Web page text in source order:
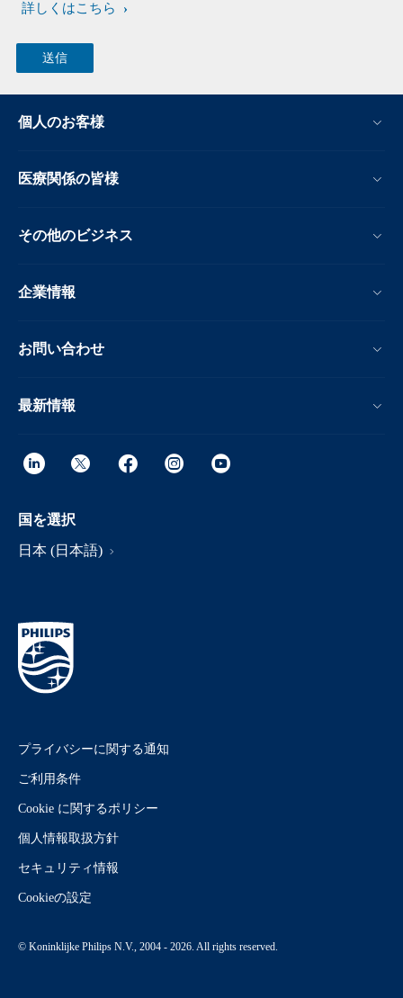
詳しくはこちら
個人のお客様
医療関係の皆様
その他のビジネス
企業情報
お問い合わせ
最新情報
国を選択
日本 (日本語)
プライバシーに関する通知
ご利用条件
Cookie に関するポリシー
個人情報取扱方針
セキュリティ情報
Cookieの設定
© Koninklijke Philips N.V., 2004 - 2026. All rights reserved.